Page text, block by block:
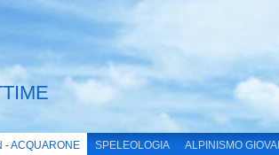
- ACQUARONE SPELEOLOGIA ALPINISMO